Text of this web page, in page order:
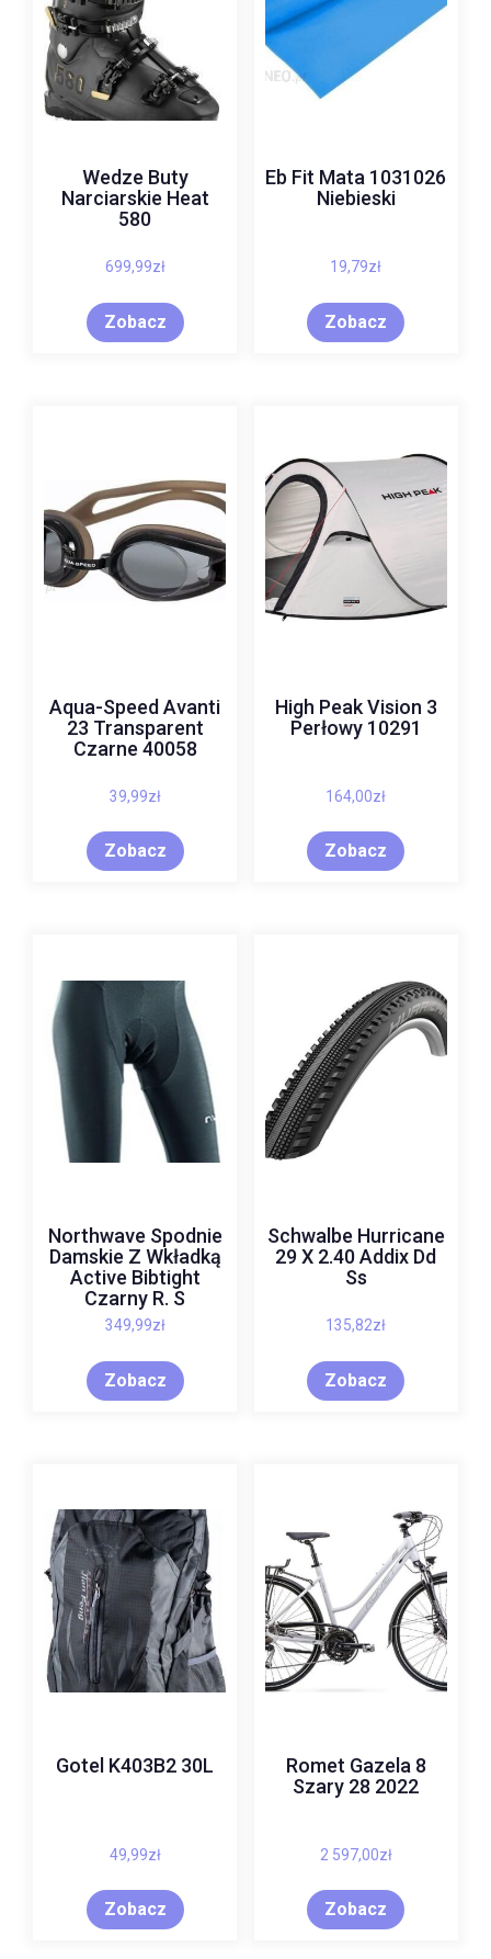
Wedze Buty
Narciarskie Heat
580
699,99zł
Zobacz
Eb Fit Mata 1031026
Niebieski
19,79zł
Zobacz
Aqua-Speed Avanti
23 Transparent
Czarne 40058
39,99zł
Zobacz
High Peak Vision 3
Perłowy 10291
164,00zł
Zobacz
Northwave Spodnie
Damskie Z Wkładką
Active Bibtight
Czarny R. S
349,99zł
Zobacz
Schwalbe Hurricane
29 X 2.40 Addix Dd
Ss
135,82zł
Zobacz
Gotel K403B2 30L
49,99zł
Zobacz
Romet Gazela 8
Szary 28 2022
2 597,00zł
Zobacz